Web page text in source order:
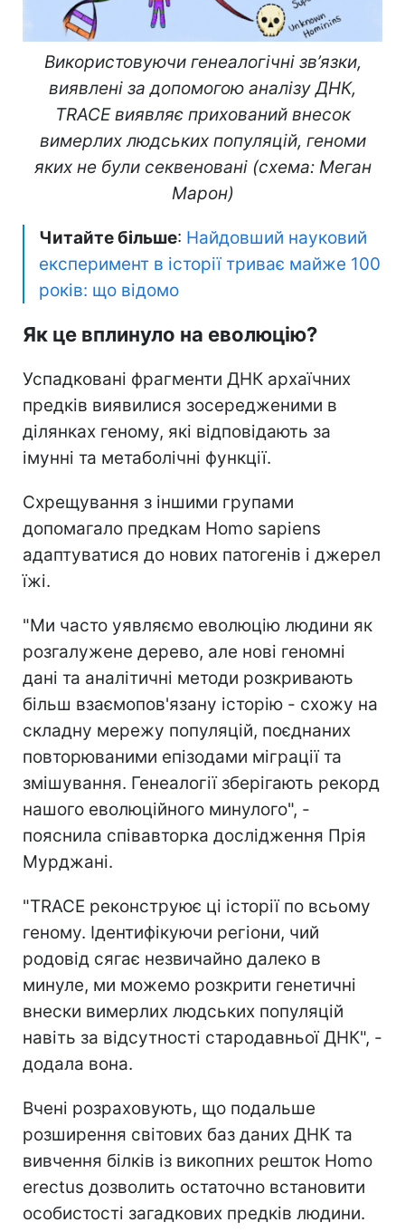
Використовуючи генеалогічні зв’язки,
виявлені за допомогою аналізу ДНК,
TRACE виявляє прихований внесок
вимерлих людських популяцій, геноми
яких не були секвеновані (схема: Меган
Марон)
Читайте більше: Найдовший науковий
експеримент в історії триває майже 100
років: що відомо
Як це вплинуло на еволюцію?
Успадковані фрагменти ДНК архаїчних
предків виявилися зосередженими в
ділянках геному, які відповідають за
імунні та метаболічні функції.
Схрещування з іншими групами
допомагало предкам Homo sapiens
адаптуватися до нових патогенів і джерел
їжі.
"Ми часто уявляємо еволюцію людини як
розгалужене дерево, але нові геномні
дані та аналітичні методи розкривають
більш взаємопов'язану історію - схожу на
складну мережу популяцій, поєднаних
повторюваними епізодами міграції та
змішування. Генеалогії зберігають рекорд
нашого еволюційного минулого", -
пояснила співавторка дослідження Прія
Мурджані.
"TRACE реконструює ці історії по всьому
геному. Ідентифікуючи регіони, чий
родовід сягає незвичайно далеко в
минуле, ми можемо розкрити генетичні
внески вимерлих людських популяцій
навіть за відсутності стародавньої ДНК", -
додала вона.
Вчені розраховують, що подальше
розширення світових баз даних ДНК та
вивчення білків із викопних решток Homo
erectus дозволить остаточно встановити
особистості загадкових предків людини.